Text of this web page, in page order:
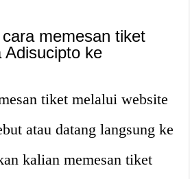
memesan tiket
Adisucipto ke
tiket melalui website
atau datang langsung ke
kalian memesan tiket